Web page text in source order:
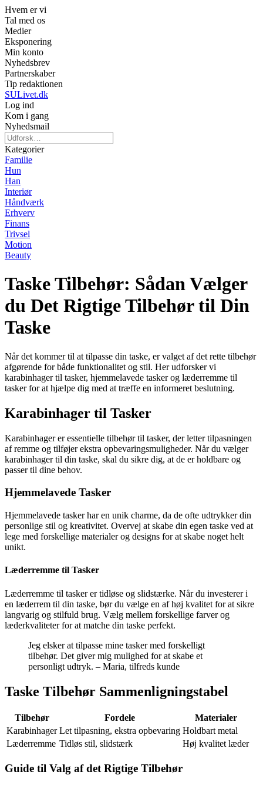
Hvem er vi
Tal med os
Medier
Eksponering
Min konto
Nyhedsbrev
Partnerskaber
Tip redaktionen
SULivet.dk
Log ind
Kom i gang
Nyhedsmail
Kategorier
Familie
Hun
Han
Interiør
Håndværk
Erhverv
Finans
Trivsel
Motion
Beauty
Taske Tilbehør: Sådan Vælger
du Det Rigtige Tilbehør til Din
Taske
Når det kommer til at tilpasse din taske, er valget af det rette tilbehør
afgørende for både funktionalitet og stil. Her udforsker vi
karabinhager til tasker, hjemmelavede tasker og læderremme til
tasker for at hjælpe dig med at træffe en informeret beslutning.
Karabinhager til Tasker
Karabinhager er essentielle tilbehør til tasker, der letter tilpasningen
af remme og tilføjer ekstra opbevaringsmuligheder. Når du vælger
karabinhager til din taske, skal du sikre dig, at de er holdbare og
passer til dine behov.
Hjemmelavede Tasker
Hjemmelavede tasker har en unik charme, da de ofte udtrykker din
personlige stil og kreativitet. Overvej at skabe din egen taske ved at
lege med forskellige materialer og designs for at skabe noget helt
unikt.
Læderremme til Tasker
Læderremme til tasker er tidløse og slidstærke. Når du investerer i
en læderrem til din taske, bør du vælge en af høj kvalitet for at sikre
langvarig og stilfuld brug. Vælg mellem forskellige farver og
læderkvaliteter for at matche din taske perfekt.
Jeg elsker at tilpasse mine tasker med forskelligt
tilbehør. Det giver mig mulighed for at skabe et
personligt udtryk. – Maria, tilfreds kunde
Taske Tilbehør Sammenligningstabel
Tilbehør Fordele
Materialer
Karabinhager Let tilpasning, ekstra opbevaring Holdbart metal
Læderremme Tidløs stil, slidstærk Høj kvalitet læder
Guide til Valg af det Rigtige Tilbehør